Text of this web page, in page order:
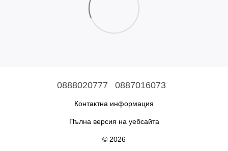
0888020777 0887016073
Контактна информация
Пълна версия на уебсайта
© 2026